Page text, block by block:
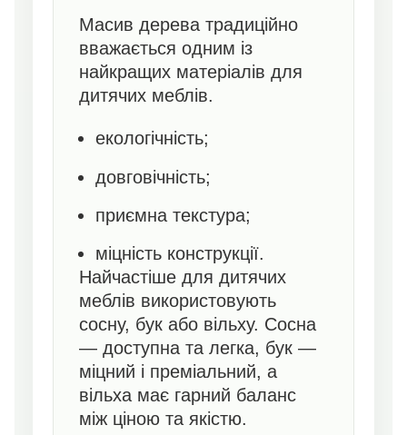
Масив дерева традиційно
вважається одним із
найкращих матеріалів для
дитячих меблів.
екологічність;
довговічність;
приємна текстура;
міцність конструкції.
Найчастіше для дитячих
меблів використовують
сосну, бук або вільху. Сосна
— доступна та легка, бук —
міцний і преміальний, а
вільха має гарний баланс
між ціною та якістю.